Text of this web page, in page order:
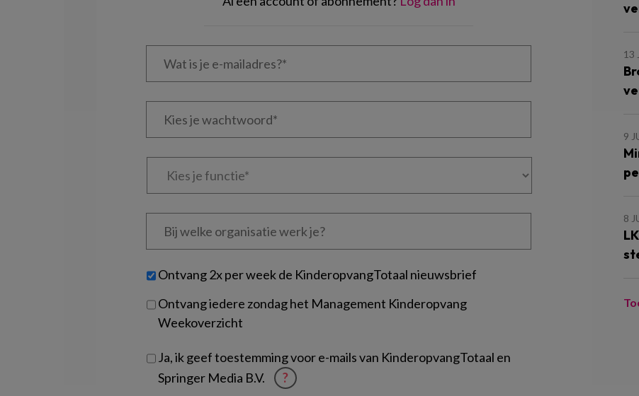
Wat
Kies
Kies
Bij
welke
je?
Untitled
Ontvang 2x per week de KinderopvangTotaal nieuwsbrief
Ontvang iedere zondag het Management Kinderopvang
Weekoverzicht
Ja, ik geef toestemming voor e-mails van KinderopvangTotaal en
Springer Media B.V.
?
13
9
8